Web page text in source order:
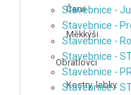
Stavebnice -
Stavebnice -
Stavebnice -
Stavebnice -
Stavebnice -
Stavebnice -
Červi
Měkkýši
Obratlovci
Kostry, lebky